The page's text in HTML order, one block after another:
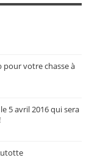
pour votre chasse à
5 avril 2016 qui sera